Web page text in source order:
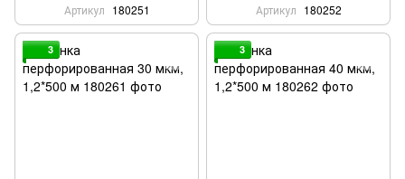
Артикул 180251 Артикул 180252
3 3